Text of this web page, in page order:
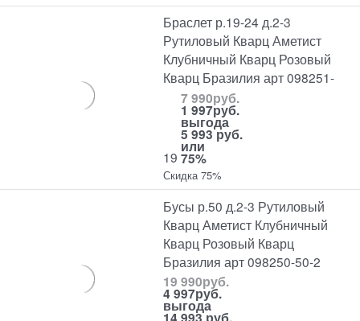
Браслет р.19-24 д.2-3
Рутиловый Кварц Аметист
Клубничный Кварц Розовый
Кварц Бразилия арт 098251-
19
7 990руб.
1 997руб.
выгода
5 993 руб.
или
75%
Скидка 75%
Бусы р.50 д.2-3 Рутиловый
Кварц Аметист Клубничный
Кварц Розовый Кварц
Бразилия арт 098250-50-2
19 990руб.
4 997руб.
выгода